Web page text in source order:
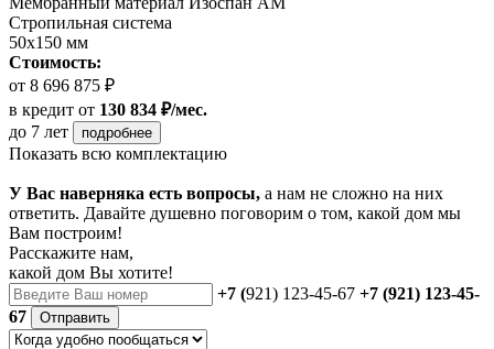
Стропильная система
50х150 мм
Стоимость:
от 8 696 875 ₽
в кредит от 130 834 ₽/мес.
до 7 лет
подробнее
Показать всю комплектацию
У Вас наверняка есть вопросы, а нам не сложно на них
ответить. Давайте душевно поговорим о том, какой дом мы
Вам построим!
Расскажите нам,
какой дом Вы хотите!
+7 (921) 123-45-67 +7 (921) 123-45-
67
Отправить